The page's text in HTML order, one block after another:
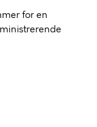
for en